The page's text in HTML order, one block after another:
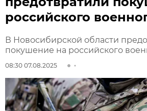
российского
В Новосибирской области
покушение на российского
08:30 07.08.2025